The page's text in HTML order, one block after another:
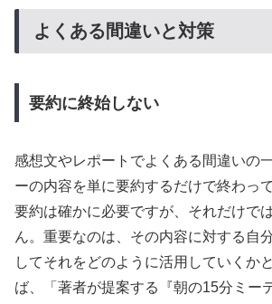
よくある間違いと対策
要約に終始しない
感想文やレポートでよくある間違いの
ーの内容を単に要約するだけで終わっ
要約は確かに必要ですが、それだけで
ん。重要なのは、その内容に対する自
してそれをどのように活用していくか
ば、「著者が提案する『朝の15分ミー